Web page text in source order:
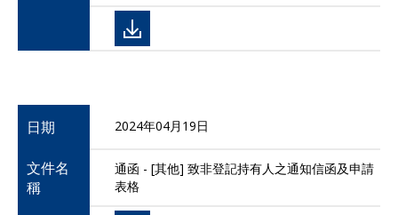
日期 2024年04月19日
文件名
稱
通函 - [其他] 致非登記持有人之通知信函及申請
表格